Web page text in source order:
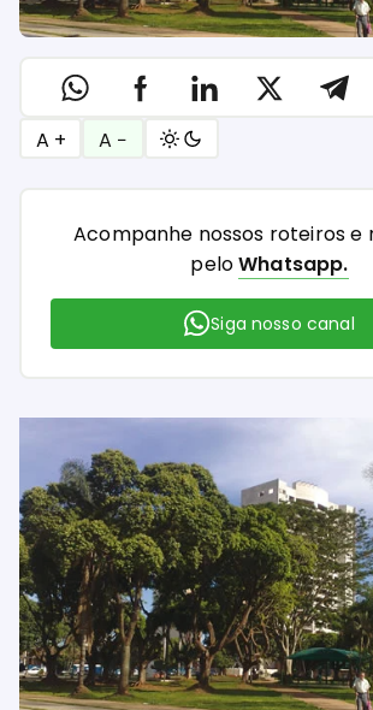
A + A −
Acompanhe nossos roteiros e
peloWhatsapp.
Siga nosso canal